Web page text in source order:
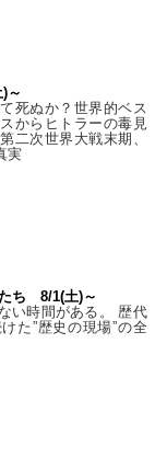
～
死ぬか？世界的ベス
からヒトラーの毒見
二次世界大戦末期、
実
ち 8/1(土)～
い時間がある。 歴代
た”歴史の現場”の全